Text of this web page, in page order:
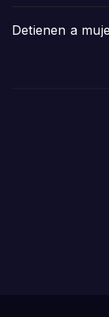
Detienen a